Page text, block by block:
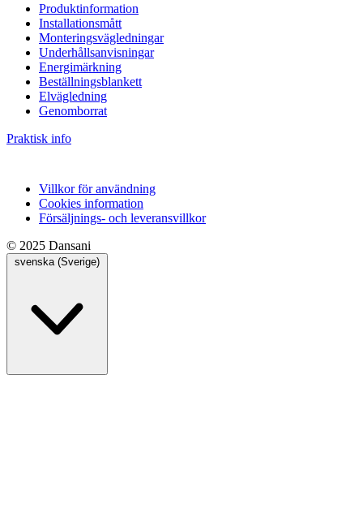
Produktinformation
Installationsmått
Monteringsvägledningar
Underhållsanvisningar
Energimärkning
Beställningsblankett
Elvägledning
Genomborrat
Praktisk info
Villkor för användning
Cookies information
Försäljnings- och leveransvillkor
© 2025 Dansani
svenska (Sverige)